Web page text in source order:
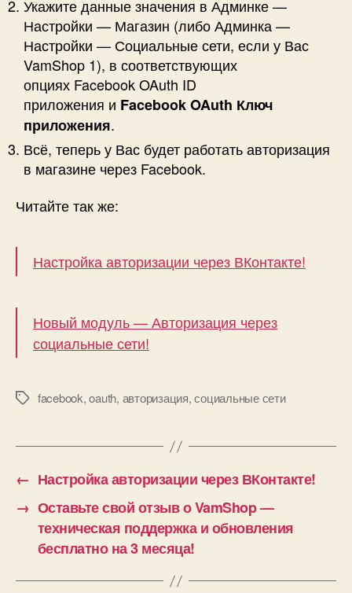
Укажите данные значения в Админке —
Настройки — Магазин (либо Админка —
Настройки — Социальные сети, если у Вас
VamShop 1), в соответствующих
опциях Facebook OAuth ID
приложения и Facebook OAuth Ключ
приложения.
Всё, теперь у Вас будет работать авторизация
в магазине через Facebook.
Читайте так же:
Настройка авторизации через ВКонтакте!
Новый модуль — Авторизация через
социальные сети!
Меткиfacebook,oauth, авторизация,социальные сети
← Настройка авторизации через ВКонтакте!
→ Оставьте свой отзыв о VamShop —
техническая поддержка и обновления
бесплатно на 3 месяца!